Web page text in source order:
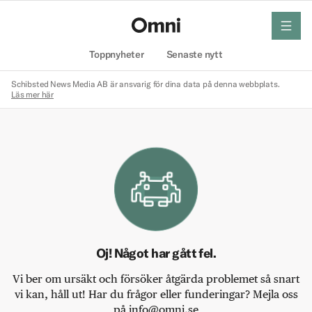
Toppnyheter Senaste nytt
meny
Schibsted News Media AB är ansvarig för dina data på denna webbplats.
Läs mer här
Oj! Något har gått fel.
Vi ber om ursäkt och försöker åtgärda problemet så snart
vi kan, håll ut! Har du frågor eller funderingar? Mejla oss